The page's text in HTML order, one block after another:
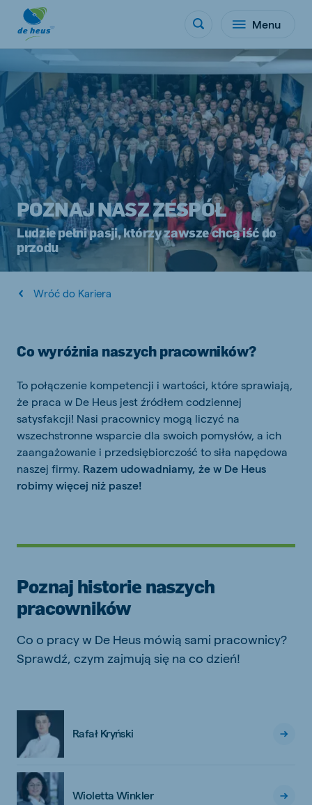
Menu
POZNAJ NASZ ZESPÓŁ
Ludzie pełni pasji, którzy zawsze chcą iść do
przodu
Wróć do Kariera
Co wyróżnia naszych pracowników?
To połączenie kompetencji i wartości, które sprawiają,
że praca w De Heus jest źródłem codziennej
satysfakcji! Nasi pracownicy mogą liczyć na
wszechstronne wsparcie dla swoich pomysłów, a ich
zaangażowanie i przedsiębiorczość to siła napędowa
naszej firmy. Razem udowadniamy, że w De Heus
robimy więcej niż pasze!
Poznaj historie naszych
pracowników
Co o pracy w De Heus mówią sami pracownicy?
Sprawdź, czym zajmują się na co dzień!
Rafał Kryński
Wioletta Winkler